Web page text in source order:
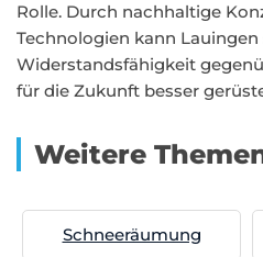
Rolle. Durch nachhaltige
Technologien kann Lauingen
Widerstandsfähigkeit
für die Zukunft besser
Weitere
Schneeräumung